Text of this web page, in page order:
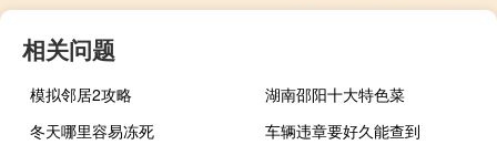
相关问题
模拟邻居2攻略
湖南邵阳十大特色菜
冬天哪里容易冻死
车辆违章要好久能查到